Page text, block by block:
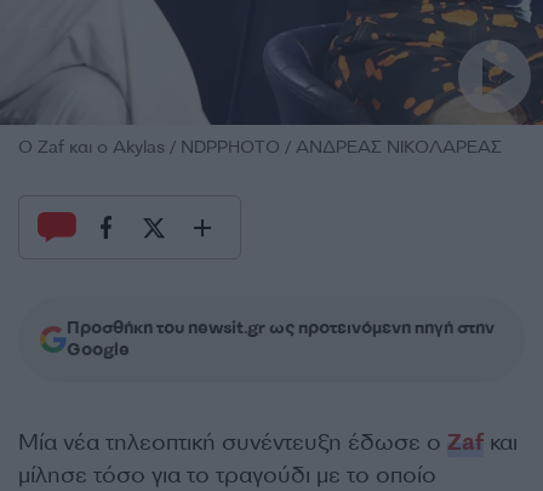
O Zaf και ο Akylas / NDPPHOTO / ΑΝΔΡΕΑΣ ΝΙΚΟΛΑΡΕΑΣ
Προσθήκη του newsit.gr ως προτεινόμενη πηγή στην
Google
Mία νέα τηλεοπτική συνέντευξη έδωσε ο Zaf και
μίλησε τόσο για το τραγούδι με το οποίο